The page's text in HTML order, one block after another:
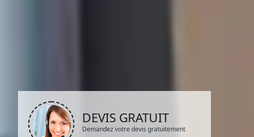
DEVIS GRATUIT
Demandez votre devis gratuitement